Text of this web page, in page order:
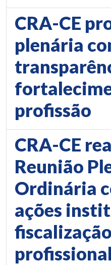
CRA-CE
plenária
profissão
CRA-CE
Reunião
Ordinária
ações
fiscalização
profissional